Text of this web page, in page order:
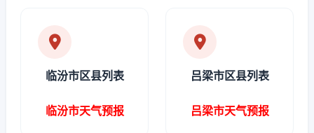
临汾市区县列表
临汾市天气预报
吕梁市区县列表
吕梁市天气预报